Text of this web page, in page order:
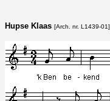
Hupse Klaas [Arch. nr. L1439-01]